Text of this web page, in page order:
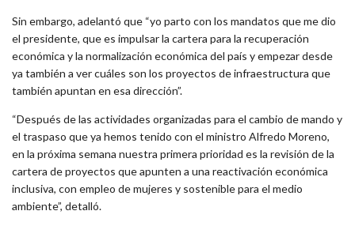
Sin embargo, adelantó que “yo parto con los mandatos que me dio
el presidente, que es impulsar la cartera para la recuperación
económica y la normalización económica del país y empezar desde
ya también a ver cuáles son los proyectos de infraestructura que
también apuntan en esa dirección”.
“Después de las actividades organizadas para el cambio de mando y
el traspaso que ya hemos tenido con el ministro Alfredo Moreno,
en la próxima semana nuestra primera prioridad es la revisión de la
cartera de proyectos que apunten a una reactivación económica
inclusiva, con empleo de mujeres y sostenible para el medio
ambiente”, detalló.